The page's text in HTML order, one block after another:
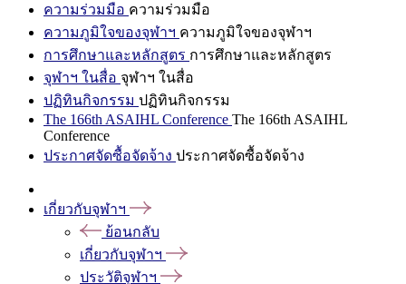
ความร่วมมือ ความร่วมมือ
ความภูมิใจของจุฬาฯ ความภูมิใจของจุฬาฯ
การศึกษาและหลักสูตร การศึกษาและหลักสูตร
จุฬาฯ ในสื่อ จุฬาฯ ในสื่อ
ปฏิทินกิจกรรม ปฏิทินกิจกรรม
The 166th ASAIHL Conference The 166th ASAIHL
Conference
ประกาศจัดซื้อจัดจ้าง ประกาศจัดซื้อจัดจ้าง
เกี่ยวกับจุฬาฯ
ย้อนกลับ
เกี่ยวกับจุฬาฯ
ประวัติจุฬาฯ